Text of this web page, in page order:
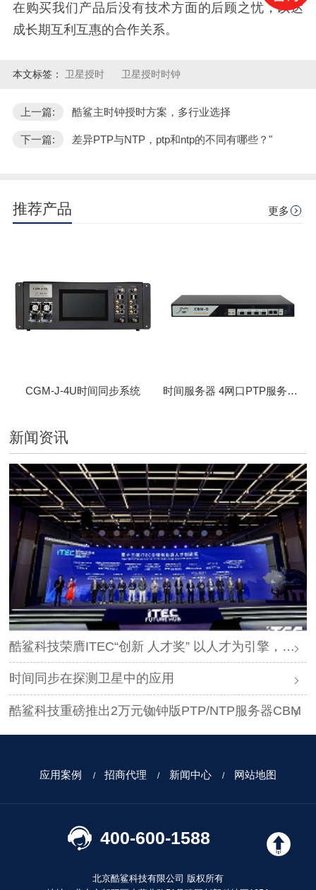
在购买我们产品后没有技术方面的后顾之忧，以达
成长期互利互惠的合作关系。
本文标签： 卫星授时 卫星授时时钟
上一篇: 酷鲨主时钟授时方案，多行业选择
下一篇: 差异PTP与NTP，ptp和ntp的不同有哪些？"
推荐产品 更多
CGM-J-4U时间同步系统 时间服务器 4网口PTP服务器 CBM-D-40
新闻资讯
酷鲨科技荣膺ITEC“创新 人才奖” 以人才为引擎，时空为基石，驱动智能未来
时间同步在探测卫星中的应用
酷鲨科技重磅推出2万元铷钟版PTP/NTP服务器CBM
应用案例 招商代理 新闻中心 网站地图
400-600-1588
北京酷鲨科技有限公司 版权所有